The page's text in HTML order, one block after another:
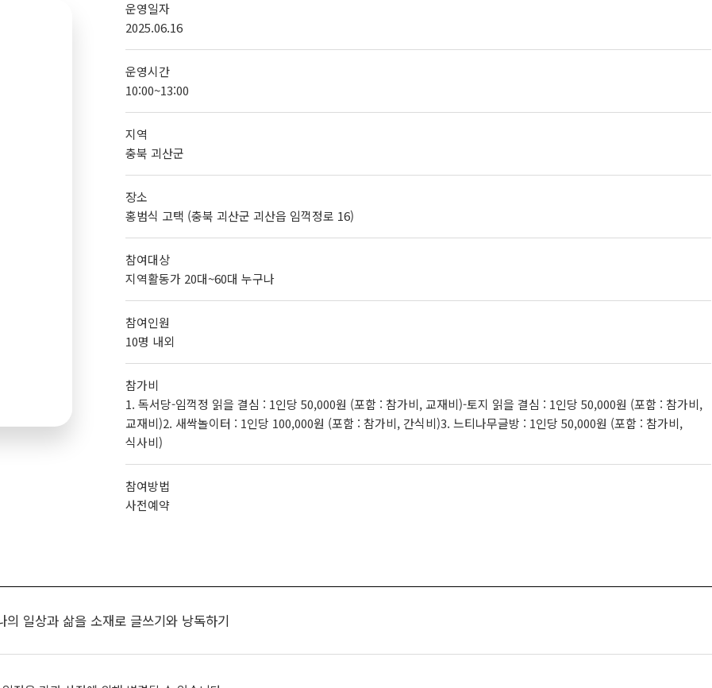
운영일자
2025.06.16
운영시간
10:00~13:00
지역
충북 괴산군
장소
홍범식 고택 (충북 괴산군 괴산읍 임꺽정로 16)
참여대상
지역활동가 20대~60대 누구나
참여인원
10명 내외
참가비
1. 독서당-임꺽정 읽을 결심 : 1인당 50,000원 (포함 : 참가비, 교재비)-토지 읽을 결심 : 1인당 50,000원 (포함 : 참가비,
교재비)2. 새싹놀이터 : 1인당 100,000원 (포함 : 참가비, 간식비)3. 느티나무글방 : 1인당 50,000원 (포함 : 참가비,
식사비)
참여방법
사전예약
의 일상과 삶을 소재로 글쓰기와 낭독하기